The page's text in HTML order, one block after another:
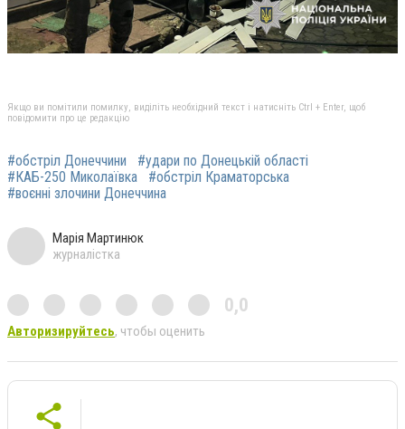
Якщо ви помітили помилку, виділіть необхідний текст і натисніть Ctrl + Enter, щоб
повідомити про це редакцію
#обстріл Донеччини
#удари по Донецькій області
#КАБ-250 Миколаївка
#обстріл Краматорська
#воєнні злочини Донеччина
Марія Мартинюк
журналістка
0,0
Авторизируйтесь, чтобы оценить